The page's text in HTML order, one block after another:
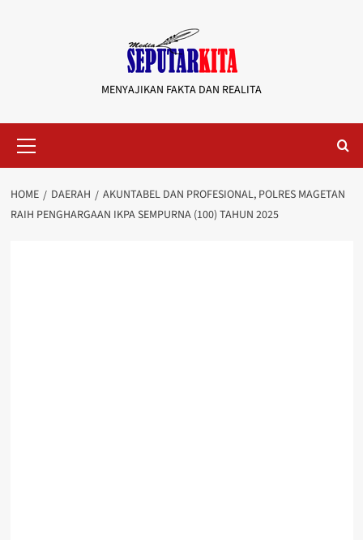
MENYAJIKAN FAKTA DAN REALITA
Menu
HOME DAERAH
AKUNTABEL DAN PROFESIONAL, POLRES MAGETAN
RAIH PENGHARGAAN IKPA SEMPURNA (100) TAHUN 2025